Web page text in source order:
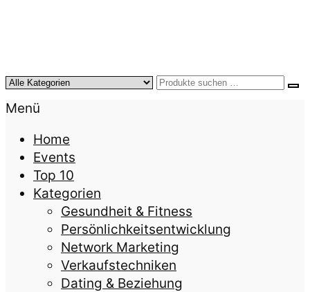
KursTipps.de
Weil Weiterbildung die beste Investition für mehr
Lebensqualität ist.
Menü
Home
Events
Top 10
Kategorien
Gesundheit & Fitness
Persönlichkeitsentwicklung
Network Marketing
Verkaufstechniken
Dating & Beziehung